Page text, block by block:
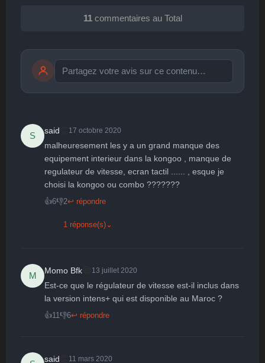
11commentaires au Total
🤩
Parfait
👏
Bravo
😄
Réjoui
🙂 😐
Indifférent
😮 😞 😠 😨
publication immédiate Publier
S
said 17 octobre 2020
malheuresement les y a un grand manque des
equipement interieur dans la kongoo , manque de
regulateur de vitesse, ecran tactil ...... , esque je
choisi la kongoo ou combo ???????
👍6👎2↩ répondre
1 réponse(s) ⌄
M
Momo Bfk 13 juillet 2020
Est-ce que le régulateur de vitesse est-il inclus dans
la version intens+ qui est disponible au Maroc ?
👍11👎6↩ répondre
said 11 mars 2020